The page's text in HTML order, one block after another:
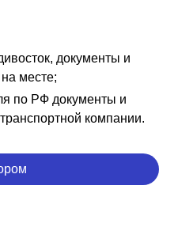
документы и
месте;
по РФ документы и
компании.